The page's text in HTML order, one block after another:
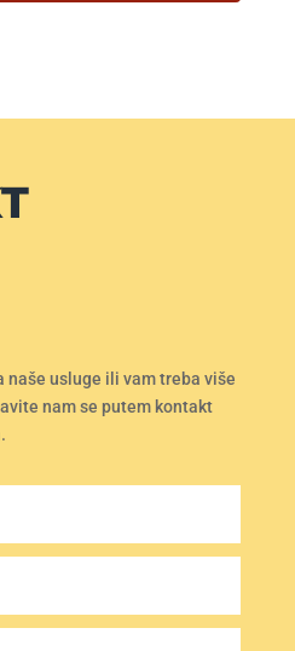
naše usluge ili vam treba više
nam se putem kontakt